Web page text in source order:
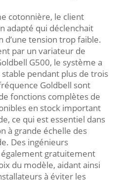
cotonnière, le client
adapté qui déclenchait
d’une tension trop faible.
par un variateur de
G500, le système a
pendant plus de trois
Goldbell sont
fonctions complètes de
en stock important
ce qui est essentiel dans
à grande échelle des
Des ingénieurs
gratuitement
du modèle, aidant ainsi
à éviter les